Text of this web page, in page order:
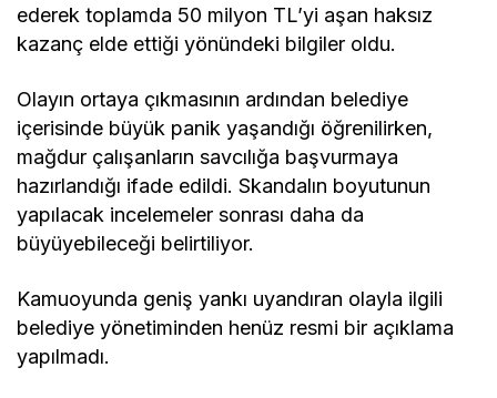
ederek toplamda 50 milyon TL’yi aşan haksız
kazanç elde ettiği yönündeki bilgiler oldu.
Olayın ortaya çıkmasının ardından belediye
içerisinde büyük panik yaşandığı öğrenilirken,
mağdur çalışanların savcılığa başvurmaya
hazırlandığı ifade edildi. Skandalın boyutunun
yapılacak incelemeler sonrası daha da
büyüyebileceği belirtiliyor.
Kamuoyunda geniş yankı uyandıran olayla ilgili
belediye yönetiminden henüz resmi bir açıklama
yapılmadı.